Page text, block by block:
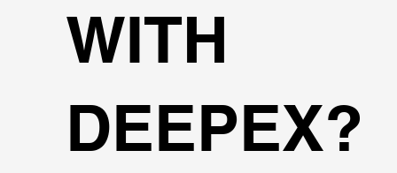
WITH
DEEPEX?